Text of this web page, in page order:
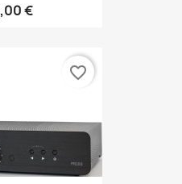
€
favorite_border